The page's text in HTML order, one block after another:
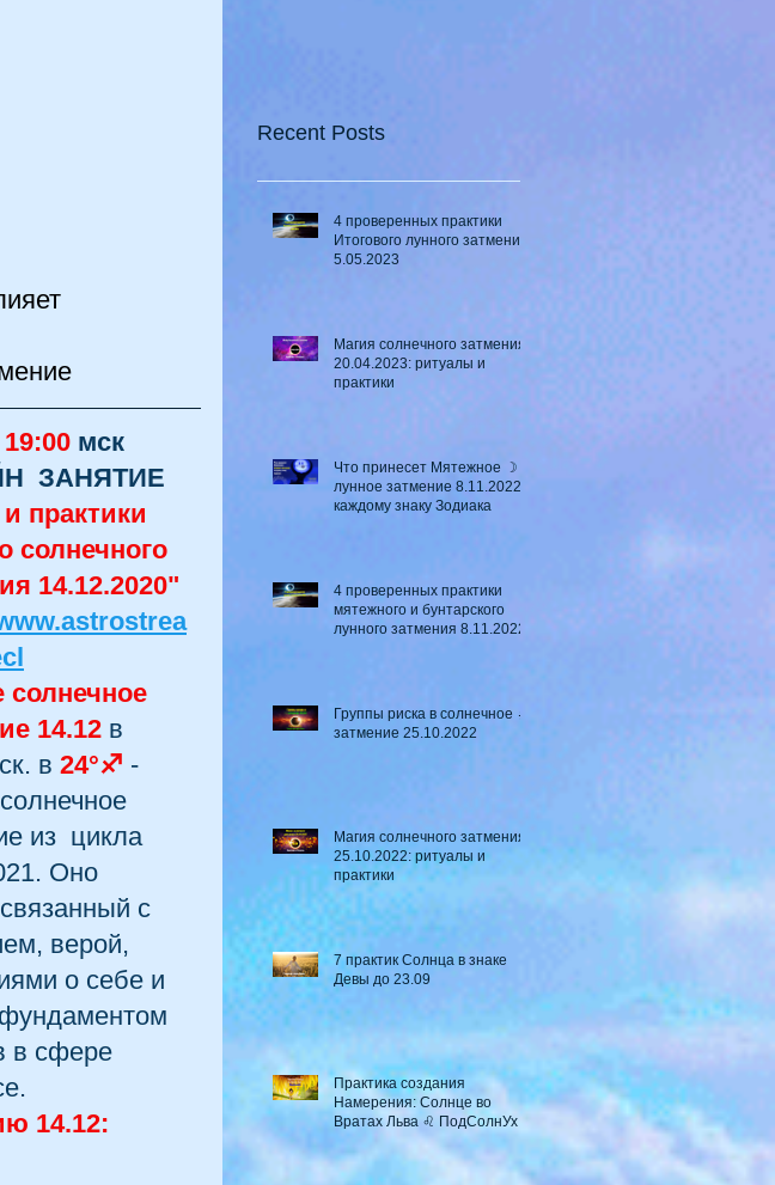
19:00 мск
ЗАНЯТИЕ
практики
солнечного
14.12.2020"
солнечное
14.12 в
в 24°♐ -
из  цикла
Оно
с
верой,
о себе и
в сфере
14.12:
Recent Posts
4 проверенных практики
Итогового лунного затмения
5.05.2023
Магия солнечного затмения
20.04.2023: ритуалы и
практики
Что принесет Мятежное ☽
лунное затмение 8.11.2022
каждому знаку Зодиака
4 проверенных практики
мятежного и бунтарского
лунного затмения 8.11.2022
Группы риска в солнечное ☼
затмение​ 25.10.2022
Магия солнечного затмения
25.10.2022: ритуалы и
практики
7 практик Солнца в знаке
Девы до 23.09
Практика создания
Намерения: Солнце во
Вратах Льва ♌ ПодСолнУх